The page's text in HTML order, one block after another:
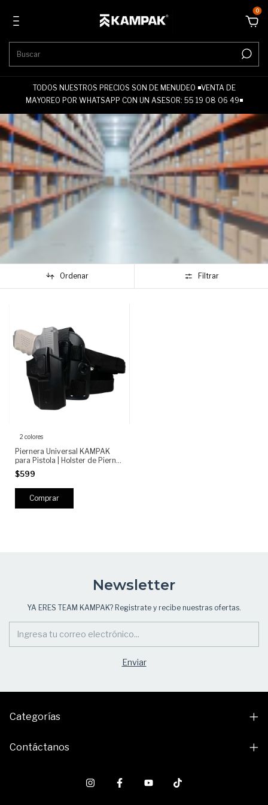
0
TODOS NUESTROS PRECIOS SON DE MENUDEO ◾VENTA DE
MAYOREO POR WHATSAPP CON UN ASESOR: 55 19 08 06 49◾
Ordenar Filtrar
2 colores
Piernera Universal KAMPAK
para Pistola | Holster de Pierna
Ajustable con Retención
Rápida | Tactical Drop Leg
Holster Adjustable Universal
Gun Holster
$599
Comprar
Newsletter
YA ERES TEAM KAMPAK? Registrate y recibe nuestras ofertas.
Categorías
Contáctanos